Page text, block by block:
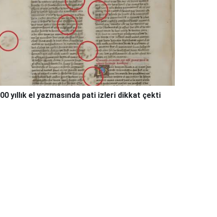
yıllık el yazmasında pati izleri dikkat çekti